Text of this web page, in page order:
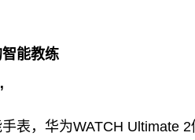
能教练
表，华为WATCH Ultimate 2